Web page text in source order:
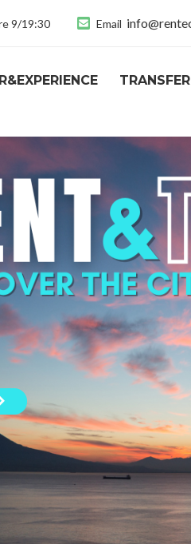
9/19:30 Email
TRANSFER